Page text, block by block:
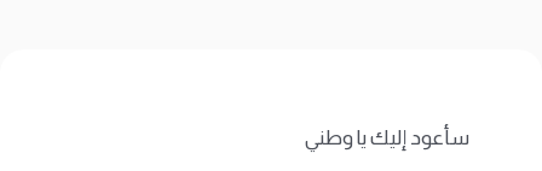
سأعود إليك يا وطني